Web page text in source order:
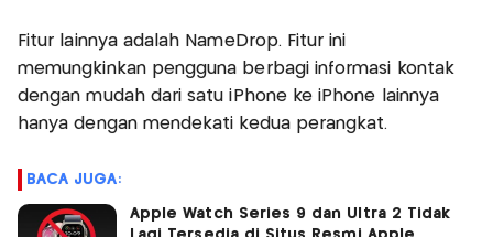
Fitur lainnya adalah NameDrop. Fitur ini
memungkinkan pengguna berbagi informasi kontak
dengan mudah dari satu iPhone ke iPhone lainnya
hanya dengan mendekati kedua perangkat.
BACA JUGA:
Apple Watch Series 9 dan Ultra 2 Tidak